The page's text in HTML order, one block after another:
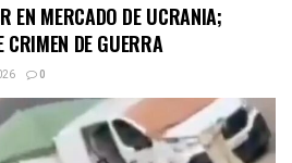
EN MERCADO DE UCRANIA;
DE GUERRA
0